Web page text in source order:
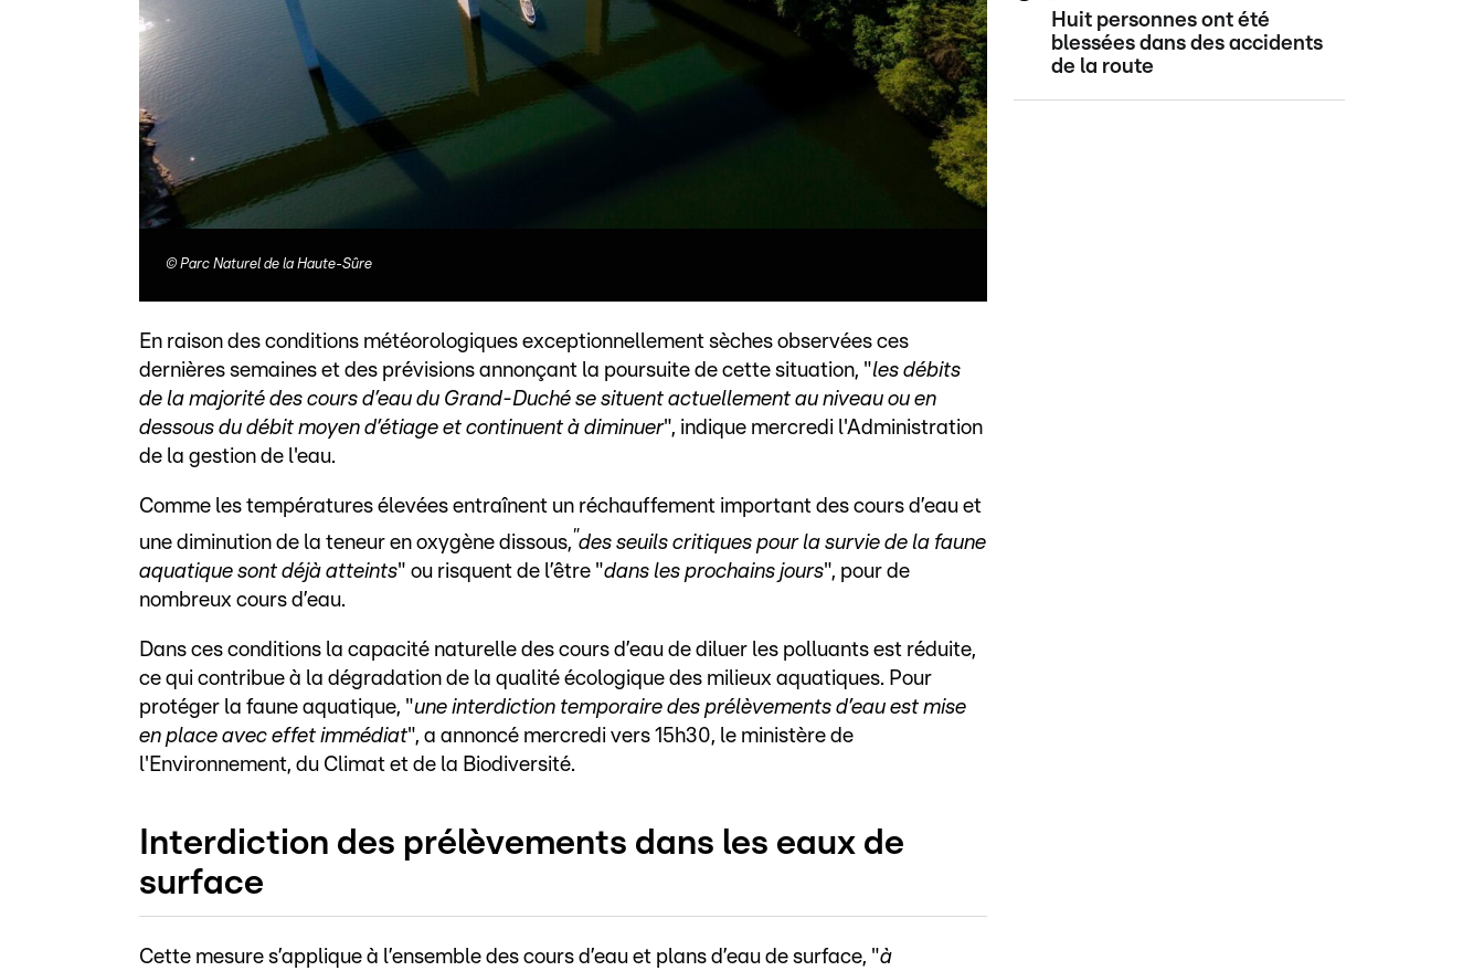
© Parc Naturel de la Haute-Sûre
En raison des conditions météorologiques exceptionnellement sèches observées ces
dernières semaines et des prévisions annonçant la poursuite de cette situation, "les débits
de la majorité des cours d’eau du Grand-Duché se situent actuellement au niveau ou en
dessous du débit moyen d’étiage et continuent à diminuer", indique mercredi l'Administration
de la gestion de l'eau.
Comme les températures élevées entraînent un réchauffement important des cours d’eau et
une diminution de la teneur en oxygène dissous,"des seuils critiques pour la survie de la faune
aquatique sont déjà atteints" ou risquent de l’être "dans les prochains jours", pour de
nombreux cours d’eau.
Dans ces conditions la capacité naturelle des cours d’eau de diluer les polluants est réduite,
ce qui contribue à la dégradation de la qualité écologique des milieux aquatiques. Pour
protéger la faune aquatique, "une interdiction temporaire des prélèvements d’eau est mise
en place avec effet immédiat", a annoncé mercredi vers 15h30, le ministère de
l'Environnement, du Climat et de la Biodiversité.
Interdiction des prélèvements dans les eaux de
surface
Cette mesure s’applique à l’ensemble des cours d’eau et plans d’eau de surface, "à
Huit personnes ont été
blessées dans des accidents
de la route